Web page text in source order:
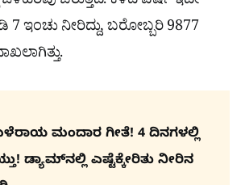
ಇಂಚು ನೀರಿದ್ದು, ಬರೋಬ್ಬರಿ 9877
ಮಂದಾರ ಗೀತೆ! 4 ದಿನಗಳಲ್ಲಿ
ಡ್ಯಾಮ್​ನಲ್ಲಿ ಎಷ್ಟೆಕ್ಕೇರಿತು ನೀರಿನ